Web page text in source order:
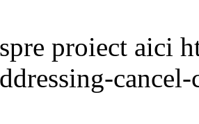
proiect aici